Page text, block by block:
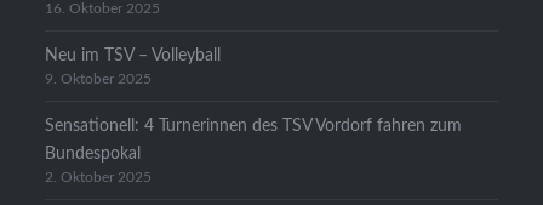
16. Oktober 2025
Neu im TSV – Volleyball
9. Oktober 2025
Sensationell: 4 Turnerinnen des TSV Vordorf fahren zum
Bundespokal
2. Oktober 2025